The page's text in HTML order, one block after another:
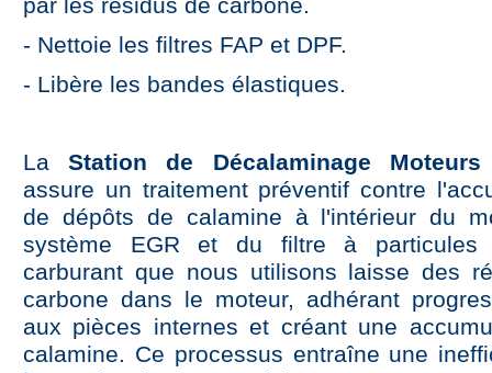
par les résidus de carbone.
- Nettoie les filtres FAP et DPF.
- Libère les bandes élastiques.
LaStation de Décalaminage Moteurs
assure un traitement préventif contre
de dépôts de calamine à l'intérieur du
système EGR et du filtre à particules
carburant que nous utilisons laisse des
carbone dans le moteur, adhérant
aux pièces internes et créant une
calamine. Ce processus entraîne une